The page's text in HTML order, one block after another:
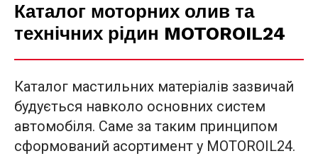
Каталог моторних олив та
технічних рідин MOTOROIL24
Каталог мастильних матеріалів зазвичай
будується навколо основних систем
автомобіля. Саме за таким принципом
сформований асортимент у MOTOROIL24.